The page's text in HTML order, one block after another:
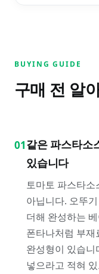
BUYING GUIDE
구매 전 알
01같은 파스타소
있습니다
토마토 파스타소
아닙니다. 오뚜
더해 완성하는
폰타나처럼 부
완성형이 있습니
넣으라고 적혀